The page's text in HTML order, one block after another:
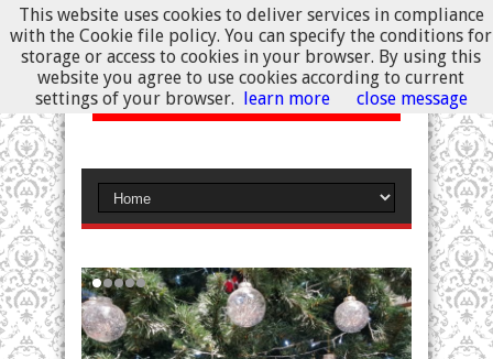
This website uses cookies to deliver services in compliance
with the Cookie file policy. You can specify the conditions for
storage or access to cookies in your browser. By using this
website you agree to use cookies according to current
settings of your browser. learn more close message